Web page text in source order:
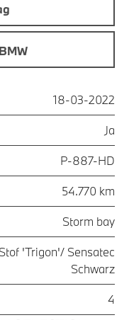
18-03-2022
Ja
P-887-HD
54.770 km
Storm bay
Stof 'Trigon'/ Sensatec
Schwarz
4